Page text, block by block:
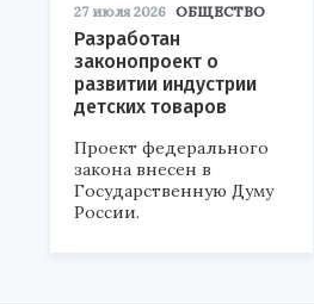
27 июля 2026 ОБЩЕСТВО
Разработан
законопроект о
развитии индустрии
детских товаров
Проект федерального
закона внесен в
Государственную Думу
России.